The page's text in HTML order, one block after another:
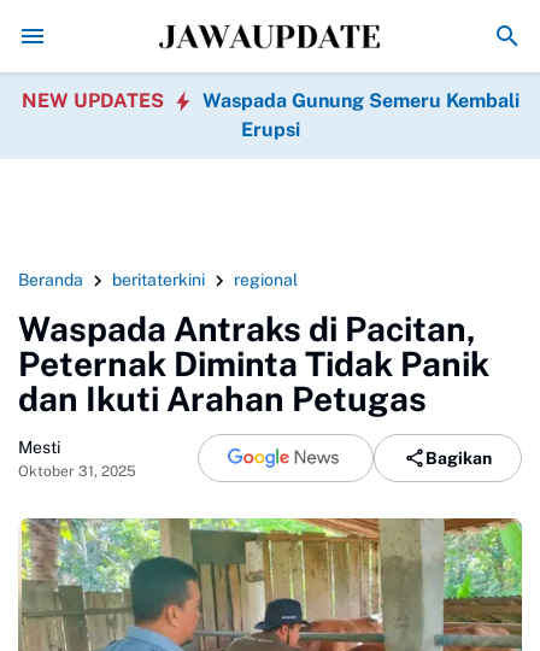
Promo Hari jadi Ponorogo ke-530, Puluhan Tempat
NEW UPDATES
Waspada Gunung Semeru Kembali
Erupsi
Beranda beritaterkini regional
Waspada Antraks di Pacitan,
Peternak Diminta Tidak Panik
dan Ikuti Arahan Petugas
Mesti
Oktober 31, 2025
Bagikan